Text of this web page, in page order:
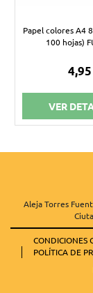
Papel colores A4
100 hojas)
VER
Aleja Torres
CONDICIONES
POLÍTICA DE